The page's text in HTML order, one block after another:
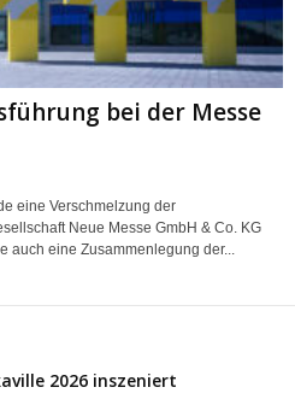
bei der Messe
eine Verschmelzung der
Neue Messe GmbH & Co. KG
eine Zusammenlegung der...
2026 inszeniert